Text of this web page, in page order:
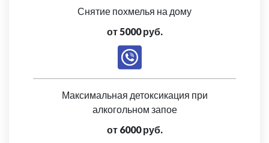
Снятие похмелья на дому
от 5000 руб.
Максимальная детоксикация при
алкогольном запое
от 6000 руб.